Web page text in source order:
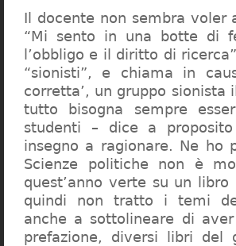
Il docente non sembra voler
“Mi sento in una botte di
l’obbligo e il diritto di
“sionisti”, e chiama in
corretta’, un gruppo sionista
tutto bisogna sempre
studenti – dice a
insegno a ragionare. Ne ho
Scienze politiche non è
quest’anno verte su un
quindi non tratto i temi
anche a sottolineare di
prefazione, diversi libri del